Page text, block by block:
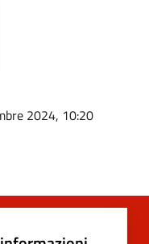
2024, 10:20